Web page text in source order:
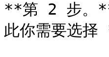
**第 2 步。**
此你需要选